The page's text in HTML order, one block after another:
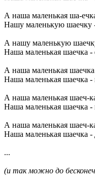
А наша маленькая ша-
Нашу маленькую шаечку
А нашу маленькую
Наша маленькая шаечка -
А наша маленькая
Наша маленькая шаечка -
А наша маленькая шаеч-
Наша маленькая шаечка -
А наша маленькая шаеч-
Наша маленькая шаечка -
...
(и так можно до